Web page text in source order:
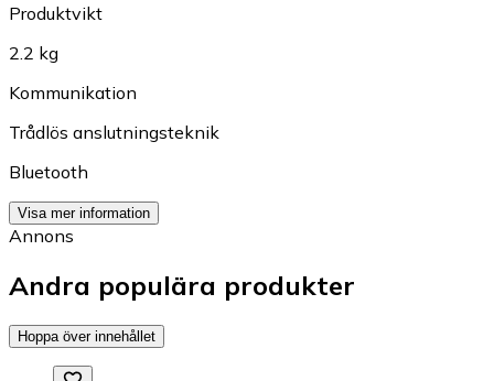
Produktvikt
2.2 kg
Kommunikation
Trådlös anslutningsteknik
Bluetooth
Visa mer information
Annons
Andra populära produkter
Hoppa över innehållet